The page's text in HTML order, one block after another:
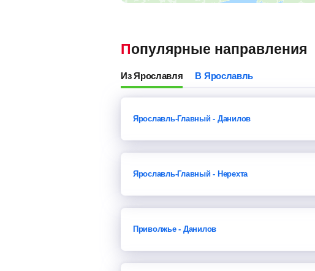
Популярные направления
из Ярославля в Ярославль
Ярославль-Главный - Данилов
Ярославль-Главный - Нерехта
Приволжье - Данилов